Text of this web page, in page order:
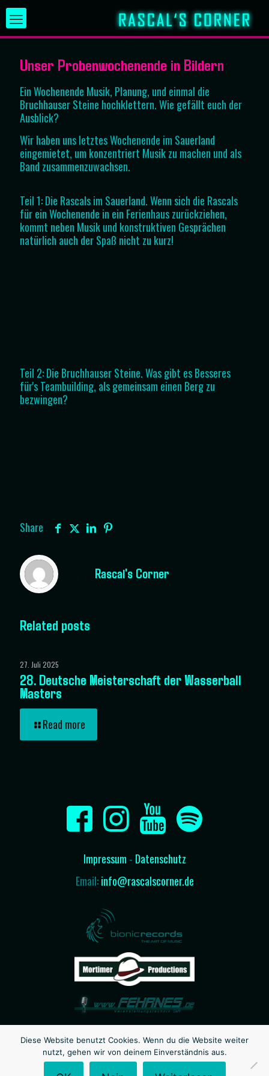
Unser Probenwochenende in Bildern
Ein Wochenende Musik, Planung, und einmal die
Bruchhauser Steine hochklettern. Wie gefällt euch der
Ausblick?
Wir haben uns letztes Wochenende im Sauerland
eingemietet, um konzentriert Musik zu machen und als
Band zusammenzuwachsen.
Teil 1: Die Rascals im Sauerland. Wenn sich die Rascals
für ein Wochenende in ein Ferienhaus zurückziehen,
kommt neben Musik und konstruktiven Gesprächen
natürlich auch der Spaß nicht zu kurz!
Teil 2: Die Bruchhauser Steine. Was gibt es Besseres
für's Teambuilding, als gemeinsam einen Berg zu
bezwingen?
Share
Rascal's Corner
Related posts
27. Juli 2025
28. Deutsche Meisterschaft der Wasserball
Masters
Read more
Impressum - Datenschutz
Email:info@rascalscorner.de
© Rascal's Corner
Diese Website benutzt Cookies. Wenn du die Website weiter
nutzt, gehen wir von deinem Einverständnis aus.